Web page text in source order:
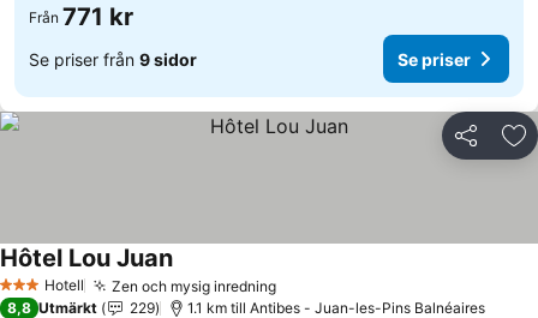
Från 771 kr
Se priser från 9 sidor Se priser
Dela
3 StjärnorHotell Zen och mysig inredningSe priser
Hôtel Lou JuanSe priser
8,8 Utmärkt 229 1.1 km till Antibes - Juan-les-Pins Balnéaires